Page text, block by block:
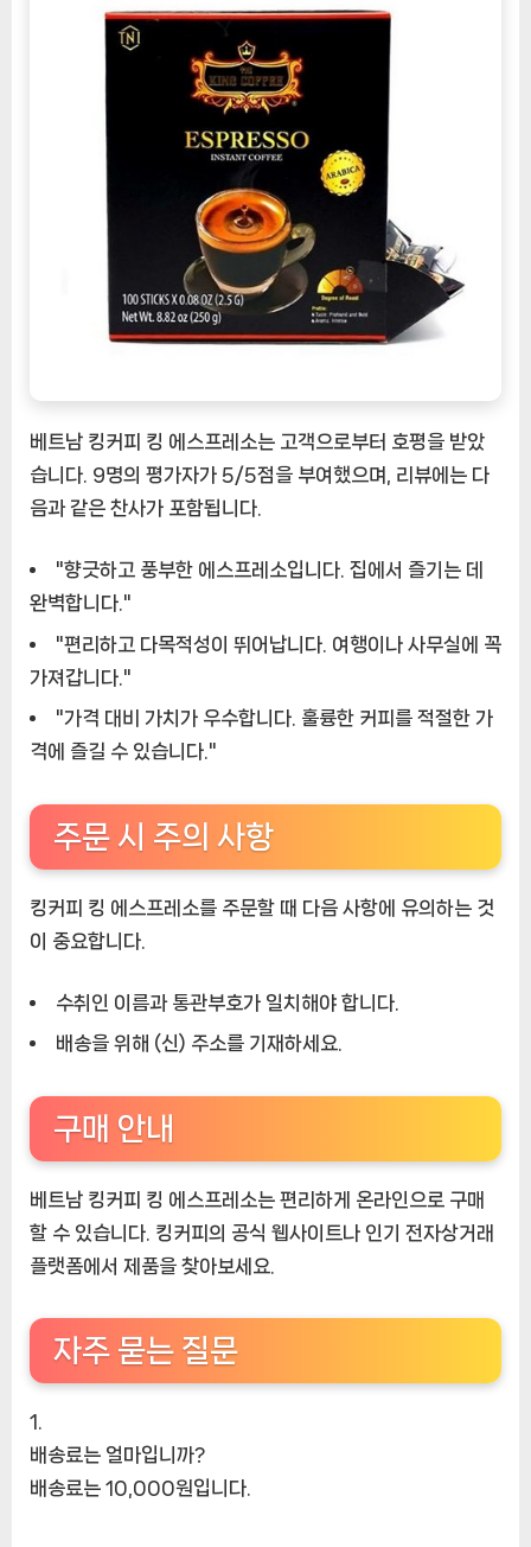
베트남 킹커피 킹 에스프레소는 고객으로부터 호평을 받았
습니다. 9명의 평가자가 5/5점을 부여했으며, 리뷰에는 다
음과 같은 찬사가 포함됩니다.
"향긋하고 풍부한 에스프레소입니다. 집에서 즐기는 데
완벽합니다."
"편리하고 다목적성이 뛰어납니다. 여행이나 사무실에 꼭
가져갑니다."
"가격 대비 가치가 우수합니다. 훌륭한 커피를 적절한 가
격에 즐길 수 있습니다."
주문 시 주의 사항
킹커피 킹 에스프레소를 주문할 때 다음 사항에 유의하는 것
이 중요합니다.
수취인 이름과 통관부호가 일치해야 합니다.
배송을 위해 (신) 주소를 기재하세요.
구매 안내
베트남 킹커피 킹 에스프레소는 편리하게 온라인으로 구매
할 수 있습니다. 킹커피의 공식 웹사이트나 인기 전자상거래
플랫폼에서 제품을 찾아보세요.
자주 묻는 질문
배송료는 얼마입니까?
배송료는 10,000원입니다.